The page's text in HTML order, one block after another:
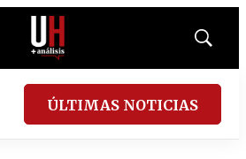
Mostrar
ÚLTIMAS NOTICIAS